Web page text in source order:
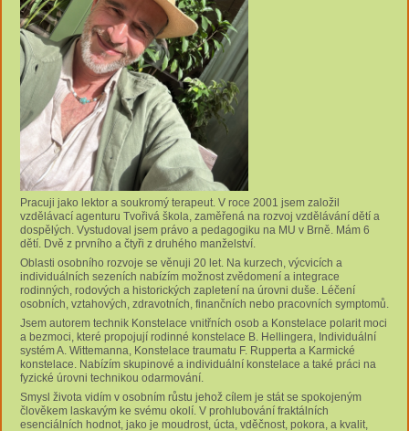
Pracuji jako lektor a soukromý terapeut. V roce 2001 jsem založil
vzdělávací agenturu Tvořivá škola, zaměřená na rozvoj vzdělávání dětí a
dospělých. Vystudoval jsem právo a pedagogiku na MU v Brně. Mám 6
dětí. Dvě z prvního a čtyři z druhého manželství.
Oblasti osobního rozvoje se věnuji 20 let. Na kurzech, výcvicích a
individuálních sezeních nabízím možnost zvědomení a integrace
rodinných, rodových a historických zapletení na úrovni duše. Léčení
osobních, vztahových, zdravotních, finančních nebo pracovních symptomů.
Jsem autorem technik Konstelace vnitřních osob a Konstelace polarit moci
a bezmoci, které propojují rodinné konstelace B. Hellingera, Individuální
systém A. Wittemanna, Konstelace traumatu F. Rupperta a Karmické
konstelace. Nabízím skupinové a individuální konstelace a také práci na
fyzické úrovni technikou odarmování.
Smysl života vidím v osobním růstu jehož cílem je stát se spokojeným
člověkem laskavým ke svému okolí. V prohlubování fraktálních
esenciálních hodnot, jako je moudrost, úcta, vděčnost, pokora, a kvalit,